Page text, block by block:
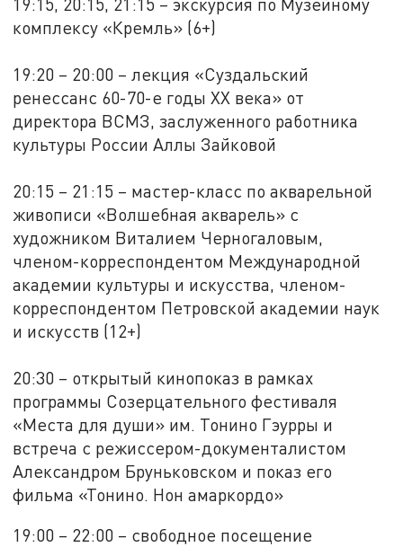
комплексу «Кремль» (6+)
19:20 – 20:00 – лекция «Суздальский
ренессанс 60-70-е годы XX века» от
директора ВСМЗ, заслуженного работника
культуры России Аллы Зайковой
20:15 – 21:15 – мастер-класс по акварельной
живописи «Волшебная акварель» с
художником Виталием Черногаловым,
членом-корреспондентом Международной
академии культуры и искусства, членом-
корреспондентом Петровской академии наук
и искусств (12+)
20:30 – открытый кинопоказ в рамках
программы Созерцательного фестиваля
«Места для души» им. Тонино Гэурры и
встреча с режиссером-документалистом
Александром Бруньковском и показ его
фильма «Тонино. Нон амаркордо»
19:00 – 22:00 – свободное посещение